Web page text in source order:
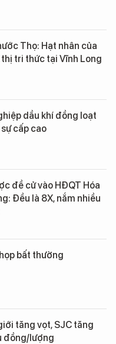
Thọ: Hạt nhân của
tri thức tại Vĩnh Long
dầu khí đồng loạt
cấp cao
đề cử vào HĐQT Hóa
Đều là 8X, nắm nhiều
bất thường
tăng vọt, SJC tăng
đồng/lượng